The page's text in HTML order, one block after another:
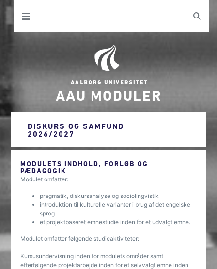
AAU MODULER
DISKURS OG SAMFUND
2026/2027
MODULETS INDHOLD, FORLØB OG
PÆDAGOGIK
Modulet omfatter:
pragmatik, diskursanalyse og sociolingvistik
introduktion til kulturelle varianter i brug af det engelske
sprog
et projektbaseret emnestudie inden for et udvalgt emne.
Modulet omfatter følgende studieaktiviteter:
Kursusundervisning inden for modulets områder samt
efterfølgende projektarbejde inden for et selvvalgt emne inden